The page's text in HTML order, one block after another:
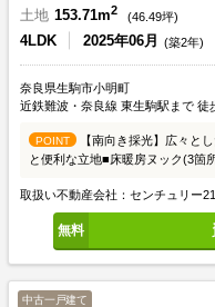
土地 153.71m2 (46.49坪)
4LDK 2025年06月 (築2年)
奈良県生駒市小明町
近鉄難波・奈良線 東生駒駅まで 徒
POINT
【南向き採光】広々と
と便利な立地■床暖房ヌック(3箇
取扱い不動産会社：センチュリ
中古一戸建て